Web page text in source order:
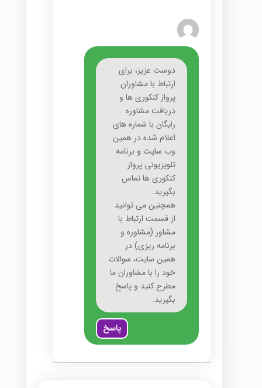
دوست عزیز، برای
ارتباط با مشاوران
پرواز کنکوری ها و
دریافت مشاوره
رایگان با شماره های
اعلام شده در همین
وب سایت و برنامه
تلویزیونی پرواز
کنکوری ها تماس
بگیرید.
همچنین می توانید
از قسمت ارتباط با
مشاور (مشاوره و
برنامه ریزی) در
همین سایت، سوالات
خود را با مشاوران ما
مطرح کنید و پاسخ
بگیرید.
پاسخ